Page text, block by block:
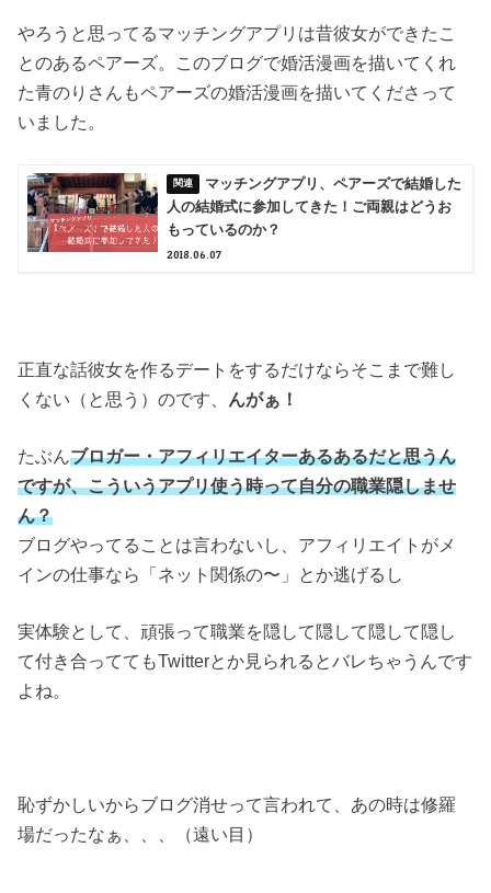
やろうと思ってるマッチングアプリは昔彼女ができたこ
とのあるペアーズ。このブログで婚活漫画を描いてくれ
た青のりさんもペアーズの婚活漫画を描いてくださって
いました。
マッチングアプリ、ペアーズで結婚した
人の結婚式に参加してきた！ご両親はどうお
もっているのか？
2018.06.07
正直な話彼女を作るデートをするだけならそこまで難し
くない（と思う）のです、 んがぁ！
たぶんブロガー・アフィリエイターあるあるだと思うん
ですが、こういうアプリ使う時って自分の職業隠しませ
ん？
ブログやってることは言わないし、アフィリエイトがメ
インの仕事なら「ネット関係の〜」とか逃げるし
実体験として、頑張って職業を隠して隠して隠して隠し
て付き合っててもTwitterとか見られるとバレちゃうんです
よね。
恥ずかしいからブログ消せって言われて、あの時は修羅
場だったなぁ、、、（遠い目）